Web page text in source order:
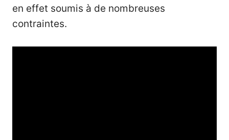
en effet soumis à de nombreuses
contraintes.